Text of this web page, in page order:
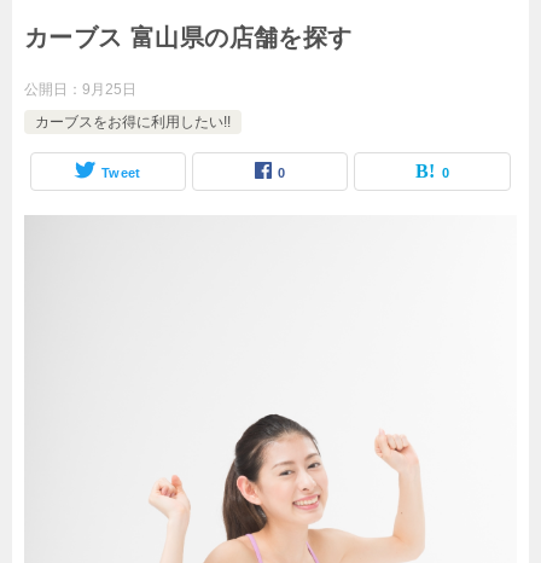
カーブス 富山県の店舗を探す
公開日： 9月25日
カーブスをお得に利用したい!!
Tweet 0 0